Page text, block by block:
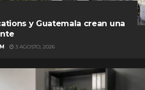
y Guatemala crean una
3 AGOSTO, 2026